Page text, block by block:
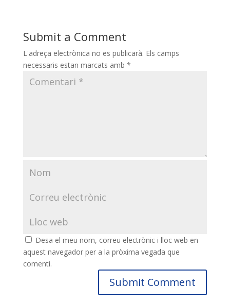
Submit a Comment
L'adreça electrònica no es publicarà. Els camps
necessaris estan marcats amb *
Desa el meu nom, correu electrònic i lloc web en
aquest navegador per a la pròxima vegada que
comenti.